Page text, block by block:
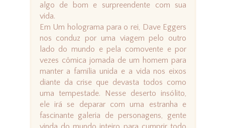
algo de bom e surpreendente com sua
vida.
Em Um holograma para o rei, Dave Eggers
nos conduz por uma viagem pelo outro
lado do mundo e pela comovente e por
vezes cômica jornada de um homem para
manter a família unida e a vida nos eixos
diante da crise que devasta todos como
uma tempestade. Nesse deserto insólito,
ele irá se deparar com uma estranha e
fascinante galeria de personagens, gente